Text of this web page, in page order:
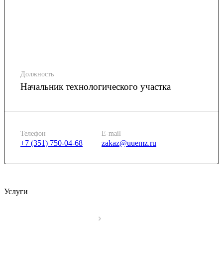
Должность
Начальник технологического участка
Телефон
+7 (351) 750-04-68
E-mail
zakaz@uuemz.ru
Услуги